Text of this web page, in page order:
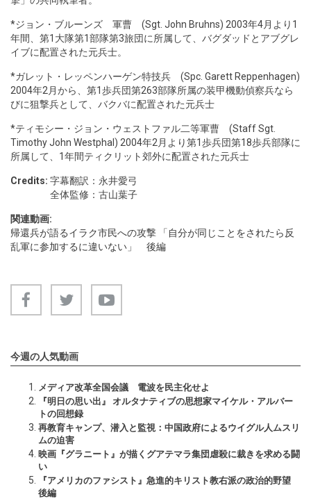
*ジョン・ブルーンズ 軍曹 (Sgt. John Bruhns) 2003年4月より1
年間、第1大隊第1部隊第3旅団に所属して、バグダッドとアブグレ
イブに配置された元兵士。
*ガレット・レッペンハーゲン特技兵 (Spc. Garett Reppenhagen)
2004年2月から、第1歩兵団第263部隊所属の装甲機動偵察兵なら
びに狙撃兵として、バクバに配置された元兵士
*ティモシー・ジョン・ウェストファル二等軍曹 (Staff Sgt.
Timothy John Westphal) 2004年2月より第1歩兵団第18歩兵部隊に
所属して、1年間ティクリット郊外に配置された元兵士
Credits: 字幕翻訳：永井愛弓
全体監修：古山葉子
関連動画:
帰還兵が語るイラク市民への攻撃 「自分が同じことをされたら反
乱軍に参加するに違いない」 後編
今週の人気動画
メディア改革全国会議 電波を民主化せよ
『明日の思い出』 オルタナティブの思想家マイケル・アルバー
トの回想録
再教育キャンプ、潜入と監視：中国政府によるウイグル人ムスリ
ムの迫害
映画『グラニート』が描くグアテマラ集団虐殺に裁きを求める闘
い
『アメリカのファシスト』急進的キリスト教右派の政治的野望
後編